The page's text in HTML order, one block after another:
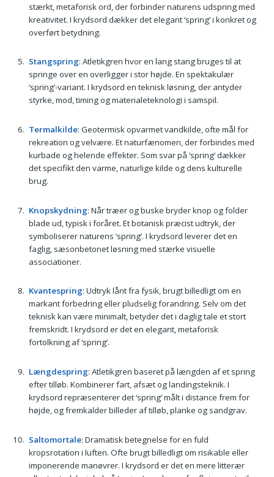
stærkt, metaforisk ord, der forbinder naturens udspring med
kreativitet. I krydsord dækker det elegant ‘spring’ i konkret og
overført betydning.
Stangspring: Atletikgren hvor en lang stang bruges til at
springe over en overligger i stor højde. En spektakulær
‘spring’-variant. I krydsord en teknisk løsning, der antyder
styrke, mod, timing og materialeteknologi i samspil.
Termalkilde: Geotermisk opvarmet vandkilde, ofte mål for
rekreation og velvære. Et naturfænomen, der forbindes med
kurbade og helende effekter. Som svar på ‘spring’ dækker
det specifikt den varme, naturlige kilde og dens kulturelle
brug.
Knopskydning: Når træer og buske bryder knop og folder
blade ud, typisk i foråret. Et botanisk præcist udtryk, der
symboliserer naturens ‘spring’. I krydsord leverer det en
faglig, sæsonbetonet løsning med stærke visuelle
associationer.
Kvantespring: Udtryk lånt fra fysik, brugt billedligt om en
markant forbedring eller pludselig forandring. Selv om det
teknisk kan være minimalt, betyder det i daglig tale et stort
fremskridt. I krydsord er det en elegant, metaforisk
fortolkning af ‘spring’.
Længdespring: Atletikgren baseret på længden af et spring
efter tilløb. Kombinerer fart, afsæt og landingsteknik. I
krydsord repræsenterer det ‘spring’ målt i distance frem for
højde, og fremkalder billeder af tilløb, planke og sandgrav.
Saltomortale: Dramatisk betegnelse for en fuld
kropsrotation i luften. Ofte brugt billedligt om risikable eller
imponerende manøvrer. I krydsord er det en mere litterær